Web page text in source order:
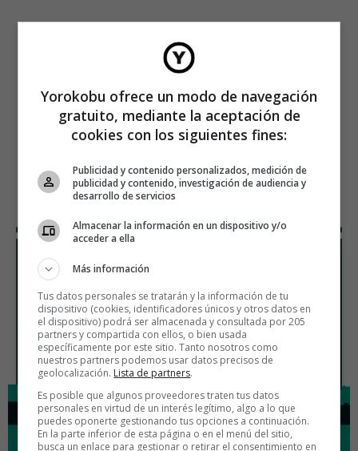
Yorokobu ofrece un modo de navegación
gratuito, mediante la aceptación de
cookies con los siguientes fines:
Publicidad y contenido personalizados, medición de
publicidad y contenido, investigación de audiencia y
desarrollo de servicios
Almacenar la información en un dispositivo y/o
acceder a ella
Más información
Tus datos personales se tratarán y la información de tu
dispositivo (cookies, identificadores únicos y otros datos en
el dispositivo) podrá ser almacenada y consultada por 205
partners y compartida con ellos, o bien usada
específicamente por este sitio. Tanto nosotros como
nuestros partners podemos usar datos precisos de
geolocalización. Lista de partners.
Es posible que algunos proveedores traten tus datos
personales en virtud de un interés legítimo, algo a lo que
puedes oponerte gestionando tus opciones a continuación.
En la parte inferior de esta página o en el menú del sitio,
busca un enlace para gestionar o retirar el consentimiento en